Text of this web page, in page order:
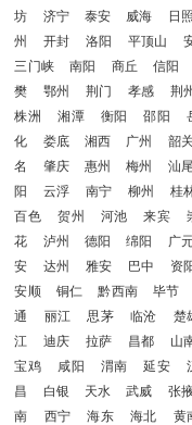
坊
济宁 泰安 威海 日照
州
开封 洛阳 平顶山
三门峡
南阳 商丘 信阳
樊
鄂州 荆门 孝感 荆
株洲
湘潭 衡阳 邵阳
化
娄底 湘西 广州 韶
名
肇庆 惠州 梅州 汕尾
阳
云浮 南宁 柳州 桂
百色
贺州 河池 来宾
花
泸州 德阳 绵阳 广
安
达州 雅安 巴中 资
安顺
铜仁 黔西南 毕节
通
丽江 思茅 临沧 楚
江
迪庆 拉萨 昌都 山
宝鸡
咸阳 渭南 延安
昌
白银 天水 武威 张
南
西宁 海东 海北 黄